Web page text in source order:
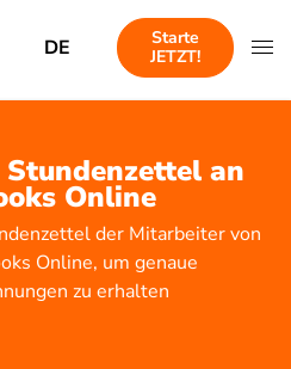
DE
Starte
JETZT!
an
Online
der Mitarbeiter von
Online, um genaue
zu erhalten